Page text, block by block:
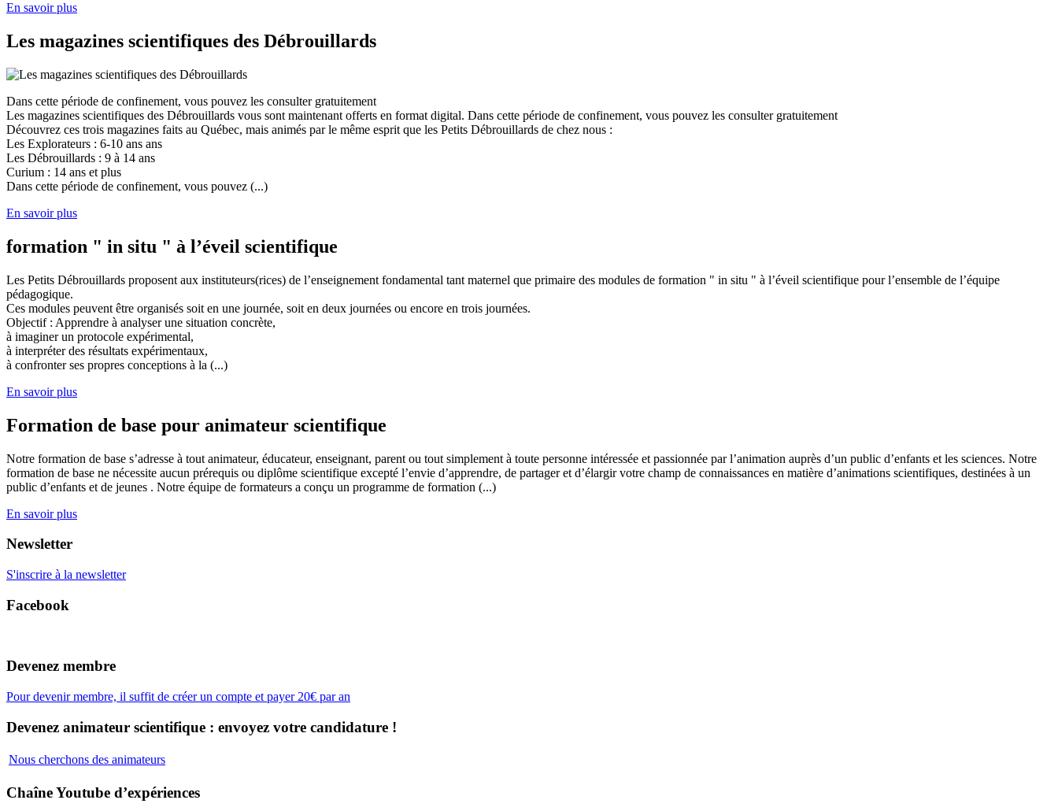
En savoir plus
Les magazines scientifiques des Débrouillards
Dans cette période de confinement, vous pouvez les consulter gratuitement
Les magazines scientifiques des Débrouillards vous sont maintenant offerts en format digital. Dans cette période de confinement, vous pouvez les consulter gratuitement
Découvrez ces trois magazines faits au Québec, mais animés par le même esprit que les Petits Débrouillards de chez nous :
Les Explorateurs : 6-10 ans ans
Les Débrouillards : 9 à 14 ans
Curium : 14 ans et plus
Dans cette période de confinement, vous pouvez (...)
En savoir plus
formation " in situ " à l’éveil scientifique
Les Petits Débrouillards proposent aux instituteurs(rices) de l’enseignement fondamental tant maternel que primaire des modules de formation " in situ " à l’éveil scientifique pour l’ensemble de l’équipe
pédagogique.
Ces modules peuvent être organisés soit en une journée, soit en deux journées ou encore en trois journées.
Objectif : Apprendre à analyser une situation concrète,
à imaginer un protocole expérimental,
à interpréter des résultats expérimentaux,
à confronter ses propres conceptions à la (...)
En savoir plus
Formation de base pour animateur scientifique
Notre formation de base s’adresse à tout animateur, éducateur, enseignant, parent ou tout simplement à toute personne intéressée et passionnée par l’animation auprès d’un public d’enfants et les sciences. Notre
formation de base ne nécessite aucun prérequis ou diplôme scientifique excepté l’envie d’apprendre, de partager et d’élargir votre champ de connaissances en matière d’animations scientifiques, destinées à un
public d’enfants et de jeunes . Notre équipe de formateurs a conçu un programme de formation (...)
En savoir plus
Newsletter
S'inscrire à la newsletter
Facebook
Devenez membre
Pour devenir membre, il suffit de créer un compte et payer 20€ par an
Devenez animateur scientifique : envoyez votre candidature !
Nous cherchons des animateurs
Chaîne Youtube d’expériences